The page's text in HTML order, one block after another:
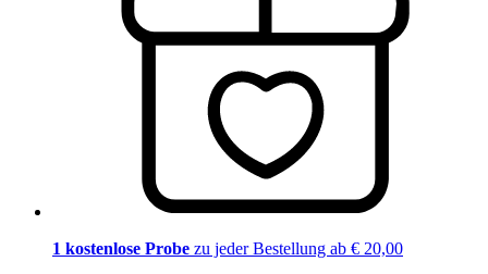
1 kostenlose Probe zu jeder Bestellung ab € 20,00